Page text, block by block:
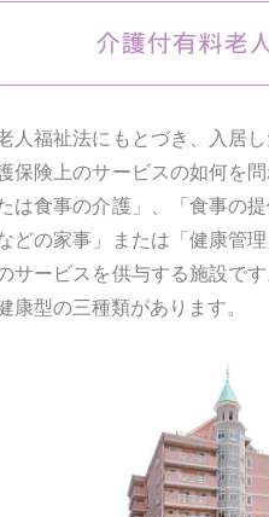
人福祉法にもとづき、入居
保険上のサービスの如何を
は食事の介護」、「食事の
どの家事」または「健康管
サービスを供与する施設です
康型の三種類があります。